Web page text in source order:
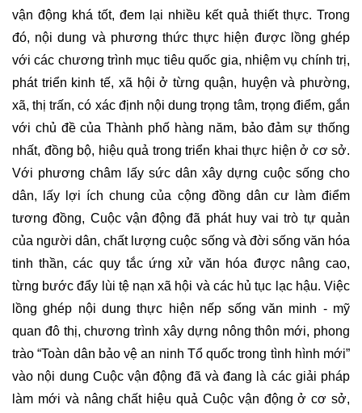
vận động khá tốt, đem lại nhiều kết quả thiết thực. Trong
đó, nội dung và phương thức thực hiện được lồng ghép
với các chương trình mục tiêu quốc gia, nhiệm vụ chính trị,
phát triển kinh tế, xã hội ở từng quận, huyện và phường,
xã, thị trấn, có xác định nội dung trọng tâm, trọng điểm, gắn
với chủ đề của Thành phố hàng năm, bảo đảm sự thống
nhất, đồng bộ, hiệu quả trong triển khai thực hiện ở cơ sở.
Với phương châm lấy sức dân xây dựng cuộc sống cho
dân, lấy lợi ích chung của cộng đồng dân cư làm điểm
tương đồng, Cuộc vận động đã phát huy vai trò tự quản
của người dân, chất lượng cuộc sống và đời sống văn hóa
tinh thần, các quy tắc ứng xử văn hóa được nâng cao,
từng bước đẩy lùi tệ nạn xã hội và các hủ tục lạc hậu. Việc
lồng ghép nội dung thực hiện nếp sống văn minh - mỹ
quan đô thị, chương trình xây dựng nông thôn mới, phong
trào “Toàn dân bảo vệ an ninh Tổ quốc trong tình hình mới”
vào nội dung Cuộc vận động đã và đang là các giải pháp
làm mới và nâng chất hiệu quả Cuộc vận động ở cơ sở,